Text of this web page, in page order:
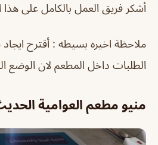
أشكر فريق العمل بالكامل على هذا
ملاحظة اخيره بسيطه : أقترح ايجاد
الطلبات داخل المطعم لان الوضع
منيو مطعم العوامية